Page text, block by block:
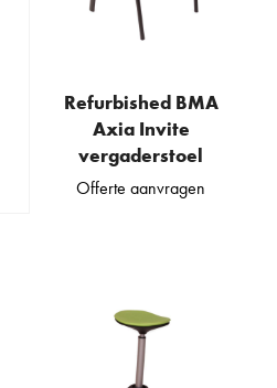
Refurbished BMA
Axia Invite
vergaderstoel
Offerte aanvragen